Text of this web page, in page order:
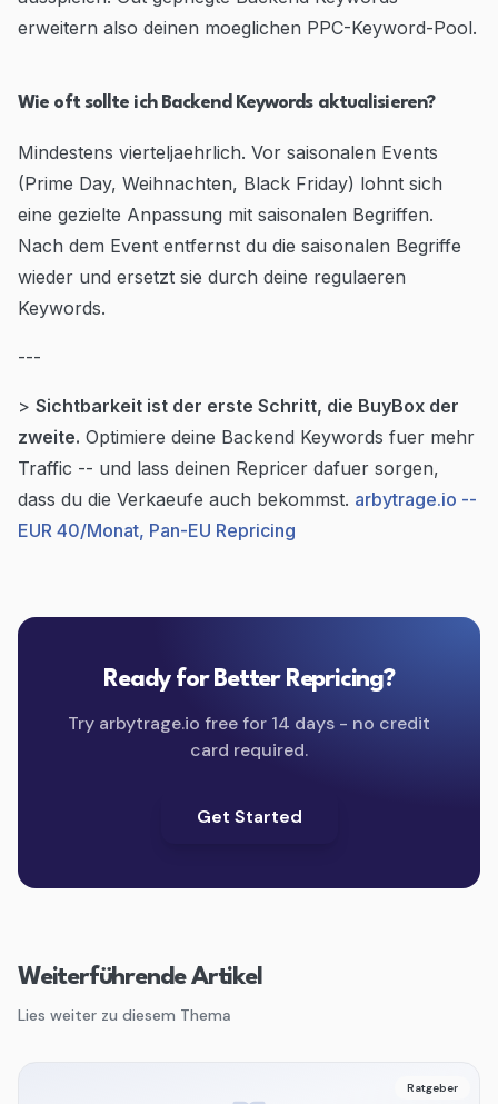
erweitern also deinen moeglichen PPC-Keyword-Pool.
Wie oft sollte ich Backend Keywords aktualisieren?
Mindestens vierteljaehrlich. Vor saisonalen Events
(Prime Day, Weihnachten, Black Friday) lohnt sich
eine gezielte Anpassung mit saisonalen Begriffen.
Nach dem Event entfernst du die saisonalen Begriffe
wieder und ersetzt sie durch deine regulaeren
Keywords.
---
> Sichtbarkeit ist der erste Schritt, die BuyBox der
zweite. Optimiere deine Backend Keywords fuer mehr
Traffic -- und lass deinen Repricer dafuer sorgen,
dass du die Verkaeufe auch bekommst. arbytrage.io --
EUR 40/Monat, Pan-EU Repricing
Ready for Better Repricing?
Try arbytrage.io free for 14 days - no credit
card required.
Get Started
Weiterführende Artikel
Lies weiter zu diesem Thema
Ratgeber